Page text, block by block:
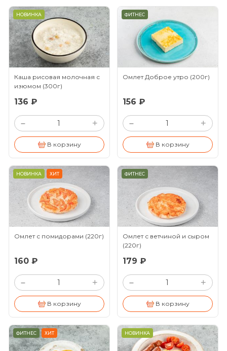
НОВИНКА
Каша рисовая молочная с
изюмом (300г)
136 ₽
– +
В корзину
ФИТНЕС
Омлет Доброе утро (200г)
156 ₽
– +
В корзину
НОВИНКА ХИТ
Омлет с помидорами (220г)
160 ₽
– +
В корзину
ФИТНЕС
Омлет с ветчиной и сыром
(220г)
179 ₽
– +
В корзину
ФИТНЕС ХИТ НОВИНКА